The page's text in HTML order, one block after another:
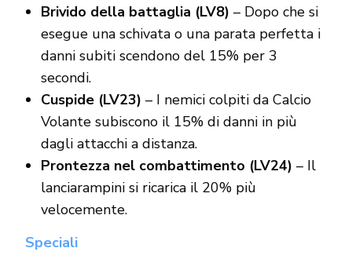
Brivido della battaglia (LV8) – Dopo che si
esegue una schivata o una parata perfetta i
danni subiti scendono del 15% per 3
secondi.
Cuspide (LV23) – I nemici colpiti da Calcio
Volante subiscono il 15% di danni in più
dagli attacchi a distanza.
Prontezza nel combattimento (LV24) – Il
lanciarampini si ricarica il 20% più
velocemente.
Speciali